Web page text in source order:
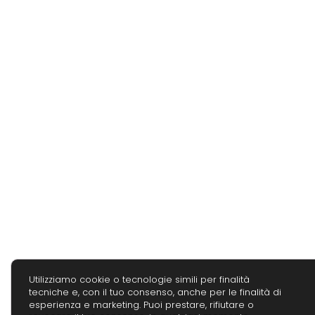
Utilizziamo cookie o tecnologie simili per finalità
tecniche e, con il tuo consenso, anche per le finalità di
esperienza e marketing. Puoi prestare, rifiutare o